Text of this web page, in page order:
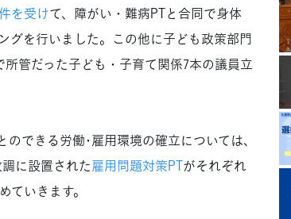
を受けて、障がい・難病PTと合同で身体
グを行いました。この他に子ども政策部門
管だった子ども・子育て関係7本の議員立
できる労働･雇用環境の確立については､
に設置された雇用問題対策PTがそれぞれ
いきます。